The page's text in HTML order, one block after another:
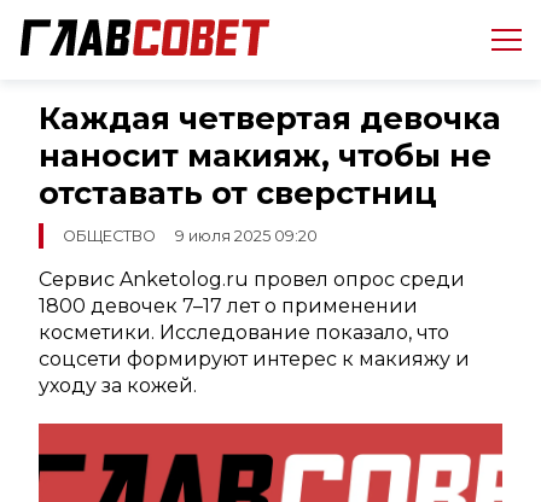
Каждая четвертая девочка
наносит макияж, чтобы не
отставать от сверстниц
ОБЩЕСТВО 9 июля 2025 09:20
Сервис Anketolog.ru провел опрос среди
1800 девочек 7–17 лет о применении
косметики. Исследование показало, что
соцсети формируют интерес к макияжу и
уходу за кожей.